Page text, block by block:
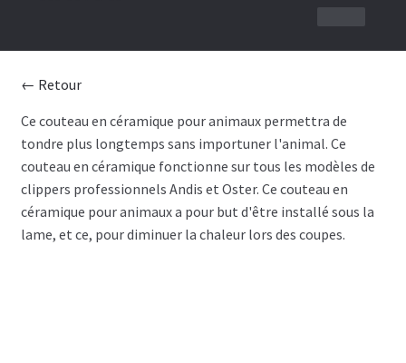
BROSSE
CLIPPER
SÉCHOIR
TABLE
← Retour
Ce couteau en céramique pour animaux permettra de
tondre plus longtemps sans importuner l'animal. Ce
couteau en céramique fonctionne sur tous les modèles de
clippers professionnels Andis et Oster. Ce couteau en
céramique pour animaux a pour but d'être installé sous la
lame, et ce, pour diminuer la chaleur lors des coupes.